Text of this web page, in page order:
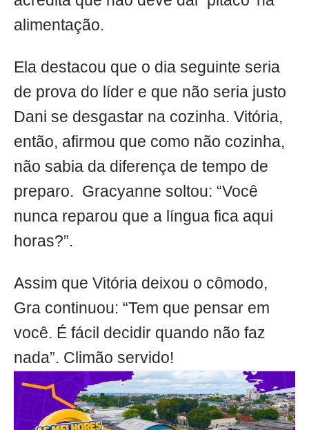
alimentação.
Ela destacou que o dia seguinte seria
de prova do líder e que não seria justo
Dani se desgastar na cozinha. Vitória,
então, afirmou que como não cozinha,
não sabia da diferença de tempo de
preparo. Gracyanne soltou: “Você
nunca reparou que a língua fica aqui
horas?”.
Assim que Vitória deixou o cômodo,
Gra continuou: “Tem que pensar em
você. É fácil decidir quando não faz
nada”. Climão servido!